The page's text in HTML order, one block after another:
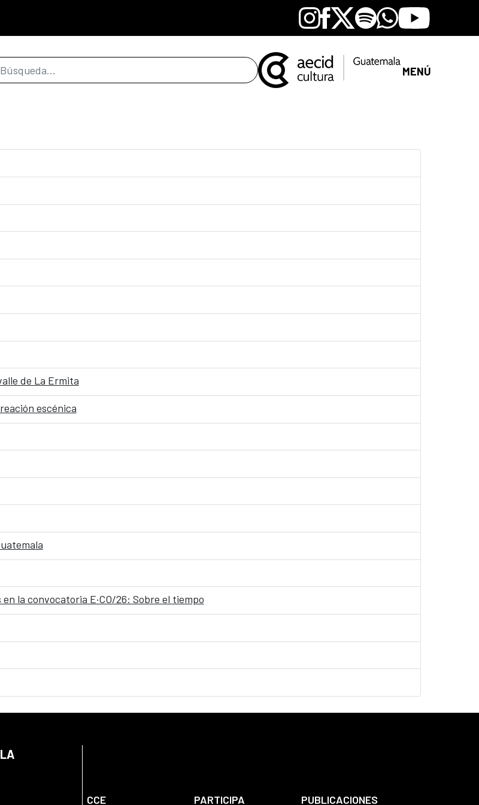
Instagram
Facebook
X SpotifyWhatsapp
Youtube
de búsqueda MENÚ
de La Ermita
escénica
la convocatoria E·CO/26: Sobre el tiempo
CCE PARTICIPA PUBLICACIONES